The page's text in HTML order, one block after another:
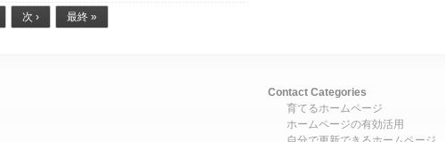
次 › 最終 »
Contact Categories
育てるホームページ
ホームページの有効活用